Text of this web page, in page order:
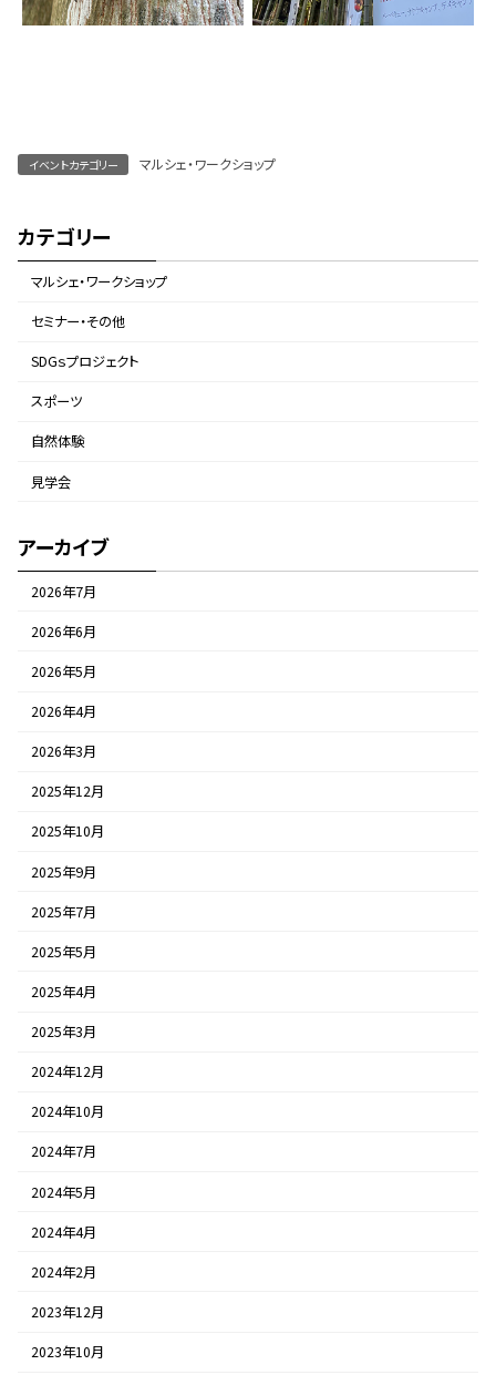
イベントカテゴリー マルシェ・ワークショップ
カテゴリー
マルシェ・ワークショップ
セミナー・その他
SDGｓプロジェクト
スポーツ
自然体験
見学会
アーカイブ
2026年7月
2026年6月
2026年5月
2026年4月
2026年3月
2025年12月
2025年10月
2025年9月
2025年7月
2025年5月
2025年4月
2025年3月
2024年12月
2024年10月
2024年7月
2024年5月
2024年4月
2024年2月
2023年12月
2023年10月